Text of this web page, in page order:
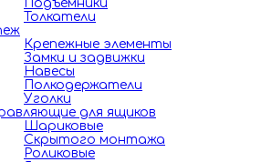
Подъемники
Толкатели
Крепежные элементы
Замки и задвижки
Навесы
Полкодержатели
Уголки
для ящиков
Шариковые
Скрытого монтажа
Роликовые